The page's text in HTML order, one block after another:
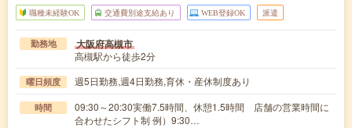
職種未経験OK 交通費別途支給あり WEB登録OK 派遣
勤務地 大阪府高槻市
高槻駅から徒歩2分
曜日頻度 週5日勤務,週4日勤務,育休・産休制度あり
時間
09:30～20:30実働7.5時間、休憩1.5時間 店舗の営業時間に
合わせたシフト制 例）9:30…